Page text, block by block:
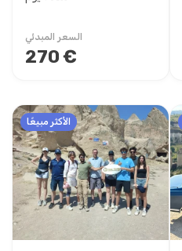
1 - 1 ساعة
1 - 2 ساعة
2 - 2 ساعة
2 - 3 ساعة
3 ساعة
3 - 4 ساعة
5 - 6 ساعة
السعر المبدئي
270 €
الأكثر مبيعًا